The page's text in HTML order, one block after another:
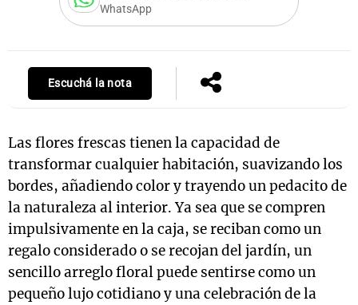
WhatsApp
Escuchá la nota
Las flores frescas tienen la capacidad de
transformar cualquier habitación, suavizando los
bordes, añadiendo color y trayendo un pedacito de
la naturaleza al interior. Ya sea que se compren
impulsivamente en la caja, se reciban como un
regalo considerado o se recojan del jardín, un
sencillo arreglo floral puede sentirse como un
pequeño lujo cotidiano y una celebración de la